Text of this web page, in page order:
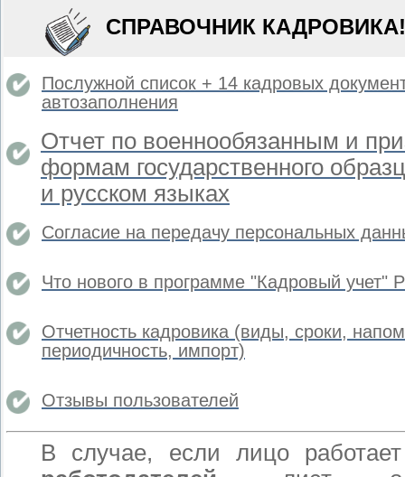
СПРАВОЧНИК КАДРОВИКА!
Послужной список + 14 кадровых
автозаполнения
Отчет по военнообязанным и
формам государственного
и русском языках
Согласие на передачу персональных
Что нового в программе "Кадровый учет"
Отчетность кадровика (виды, сроки,
периодичность, импорт)
Отзывы пользователей
В случае, если лицо